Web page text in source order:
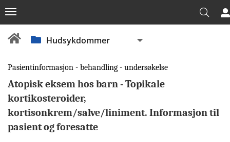
Dokumenter
Hudsykdommer
Pasientinformasjon - behandling - undersøkelse
Atopisk eksem hos barn - Topikale
kortikosteroider,
kortisonkrem/salve/liniment. Informasjon til
pasient og foresatte